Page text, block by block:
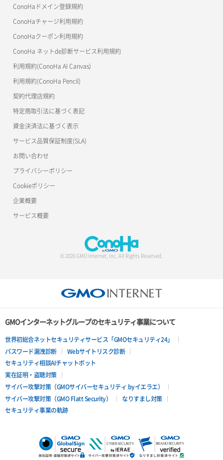
美雲このは徹底ガイド
ConoHaドメイン登録規約
ConoHaチャージ利用規約
ConoHaクーポン利用規約
ConoHa ネットde診断サービス利用規約
利用規約(ConoHa AI Canvas)
利用規約(ConoHa Pencil)
契約代理店規約
特定商取引法に基づく表記
資金決済法に基づく表示
サービス品質保証制度(SLA)
お問い合わせ
プライバシーポリシー
Cookieポリシー
企業概要
サービス概要
© 2026 GMO Internet, Inc. All Rights Reserved.
GMOインターネットグループのセキュリティ事業について
世界初総合ネットセキュリティサービス「GMOセキュリティ24」
パスワード漏洩診断
Webサイトリスク診断
セキュリティ相談AIチャットボット
実在証明・盗聴対策
サイバー攻撃対策（GMOサイバーセキュリティ byイエラエ）
サイバー攻撃対策（GMO Flatt Security）
なりすまし対策
セキュリティ事業の軌跡